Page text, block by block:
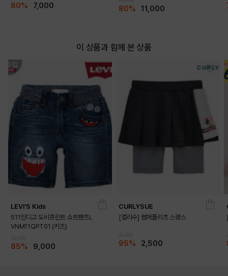
80% 7,000 80% 11,000
이 상품과 함께 본 상품
LEVI'S Kids
511인디고 도비프린트 쇼트팬츠L
VNM11QPT01 (키즈)
85% 9,000
CURLYSUE
[컬리수] 썸머플리츠 스렝스
95% 2,500